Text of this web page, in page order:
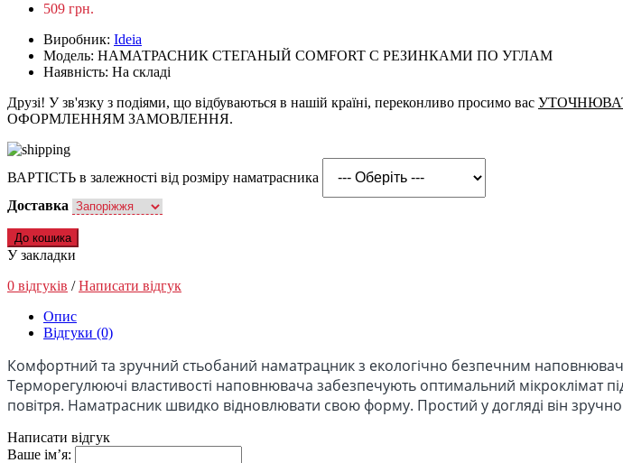
509 грн.
Виробник: Ideia
Модель: НАМАТРАСНИК СТЕГАНЫЙ COMFORT С РЕЗИНКАМИ ПО УГЛАМ
Наявність: На складі
Друзі! У зв'язку з подіями, що відбуваються в нашій країні, переконливо просимо вас
ОФОРМЛЕННЯМ ЗАМОВЛЕННЯ.
ВАРТІСТЬ в залежності від розміру наматрасника
Доставка
До кошика
У закладки
0 відгуків /Написати відгук
Опис
Відгуки (0)
Комфортний та зручний стьобаний наматрацник з екологічно безпечним
Терморегулюючі властивості наповнювача забезпечують оптимальний мікроклімат
повітря. Наматрасник швидко відновлювати свою форму. Простий у догляді він
Написати відгук
Ваше ім’я: